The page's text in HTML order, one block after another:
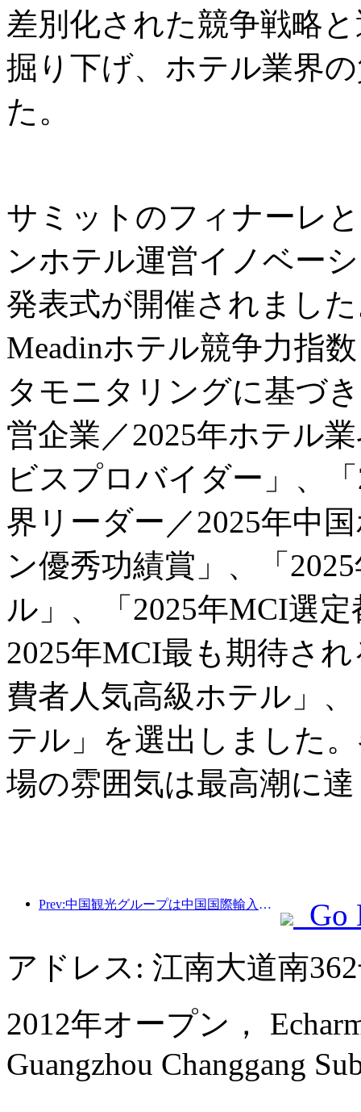
差別化された競争戦略
掘り下げ、ホテル業界
た。
サミットのフィナーレ
ンホテル運営イノベー
発表式が開催されまし
Meadinホテル競争力指
タモニタリングに基づ
営企業／2025年ホテル
ビスプロバイダー」、
界リーダー／2025年中
ン優秀功績賞」、「
ル」、「2025年MCI選
2025年MCI最も期待さ
費者人気高級ホテル」
テル」を選出しました
場の雰囲気は最高潮に
Prev:中国観光グループは中国国際輸入博覧会に8年連続で参加し、総額10億米ドルを超える契約を締結しています。
Go
アドレス: 江南大道南
2012年オープン，
Guangzhou Changgang